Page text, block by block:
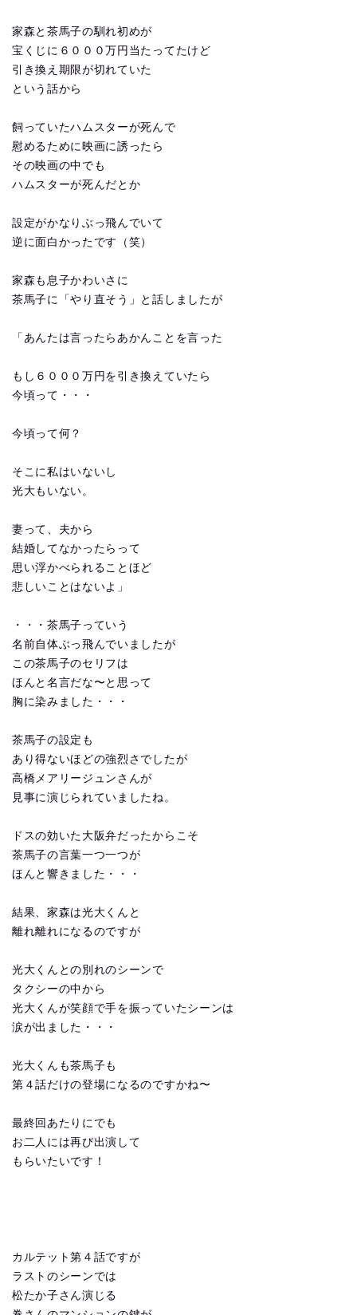
家森と茶馬子の馴れ初めが
宝くじに６０００万円当たってたけど
引き換え期限が切れていた
という話から
飼っていたハムスターが死んで
慰めるために映画に誘ったら
その映画の中でも
ハムスターが死んだとか
設定がかなりぶっ飛んでいて
逆に面白かったです（笑）
家森も息子かわいさに
茶馬子に「やり直そう」と話しましたが
「あんたは言ったらあかんことを言った
もし６０００万円を引き換えていたら
今頃って・・・
今頃って何？
そこに私はいないし
光大もいない。
妻って、夫から
結婚してなかったらって
思い浮かべられることほど
悲しいことはないよ」
・・・茶馬子っていう
名前自体ぶっ飛んでいましたが
この茶馬子のセリフは
ほんと名言だな〜と思って
胸に染みました・・・
茶馬子の設定も
あり得ないほどの強烈さでしたが
高橋メアリージュンさんが
見事に演じられていましたね。
ドスの効いた大阪弁だったからこそ
茶馬子の言葉一つ一つが
ほんと響きました・・・
結果、家森は光大くんと
離れ離れになるのですが
光大くんとの別れのシーンで
タクシーの中から
光大くんが笑顔で手を振っていたシーンは
涙が出ました・・・
光大くんも茶馬子も
第４話だけの登場になるのですかね〜
最終回あたりにでも
お二人には再び出演して
もらいたいです！
カルテット第４話ですが
ラストのシーンでは
松たか子さん演じる